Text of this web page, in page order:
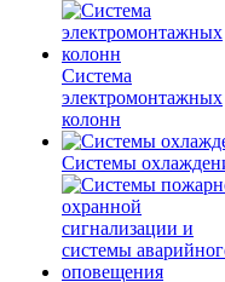
Система
электромонтажных
колонн
Системы